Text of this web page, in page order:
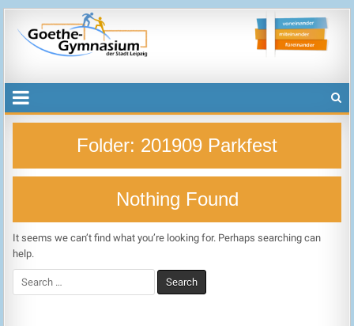
Goethegymnasium der Stadt Leipzig
Folder: 201909 Parkfest
Nothing Found
It seems we can’t find what you’re looking for. Perhaps searching can
help.
Search
for: